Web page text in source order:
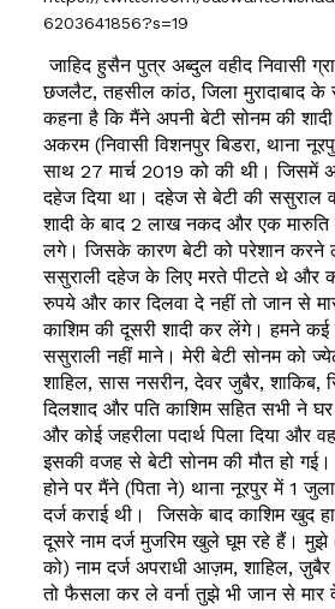
6203641856?s=19
जाहिद हुसैन पुत्र अब्दुल वहीद निवासी
छजलैट, तहसील कांठ, जिला मुरादाबाद
कहना है कि मैंने अपनी बेटी सोनम की
अकरम (निवासी विशनपुर बिडरा, थाना
साथ 27 मार्च 2019 को की थी। जिसमें
दहेज दिया था। दहेज से बेटी की
शादी के बाद 2 लाख नकद और एक मारुति
लगे। जिसके कारण बेटी को परेशान करने
ससुराली दहेज के लिए मरते पीटते थे और
रुपये और कार दिलवा दे नहीं तो जान से
काशिम की दूसरी शादी कर लेंगे। हमने कई
ससुराली नहीं माने। मेरी बेटी सोनम को
शाहिल, सास नसरीन, देवर जुबैर, शाकिब,
दिलशाद और पति काशिम सहित सभी ने घर
और कोई जहरीला पदार्थ पिला दिया और
इसकी वजह से बेटी सोनम की मौत हो गई।
होने पर मैंने (पिता ने) थाना नूरपुर में 1
दर्ज कराई थी। जिसके बाद काशिम खुद
दूसरे नाम दर्ज मुजरिम खुले घूम रहे हैं। मुझे
को) नाम दर्ज अपराधी आज़म, शाहिल,
तो फैसला कर ले वर्ना तुझे भी जान से मार